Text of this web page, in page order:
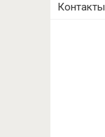
Контакты